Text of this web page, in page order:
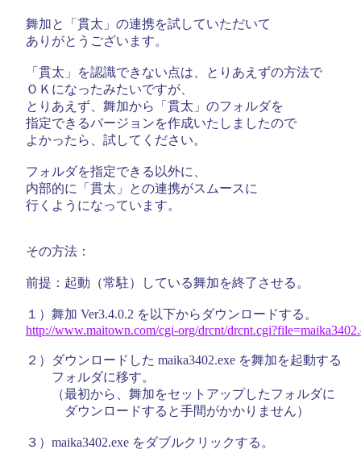
舞加と「貫太」の連携を試していただいて
ありがとうございます。
「貫太」を認識できない点は、とりあえずの方法で
ＯＫになったみたいですが、
とりあえず、舞加から「貫太」のフォルダを
指定できるバージョンを作成いたしましたので
よかったら、試してください。
フォルダを指定できる以外に、
内部的に「貫太」との連携がスムースに
行くようになっています。
その方法：
前提：起動（常駐）している舞加を終了させる。
１）舞加 Ver3.4.0.2 を以下からダウンロードする。
http://www.maitown.com/cgi-org/drcnt/drcnt.cgi?file=maika3402.
２）ダウンロードした maika3402.exe を舞加を起動する
フォルダに移す。
（最初から、舞加をセットアップしたフォルダに
ダウンロードすると手間がかかりません）
３）maika3402.exe をダブルクリックする。